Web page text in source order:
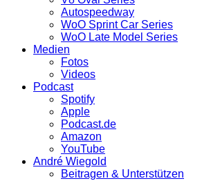
Autospeedway
WoO Sprint Car Series
WoO Late Model Series
Medien
Fotos
Videos
Podcast
Spotify
Apple
Podcast.de
Amazon
YouTube
André Wiegold
Beitragen & Unterstützen